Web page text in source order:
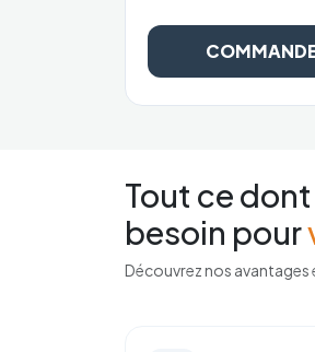
Tout ce
besoin pour
Découvrez nos